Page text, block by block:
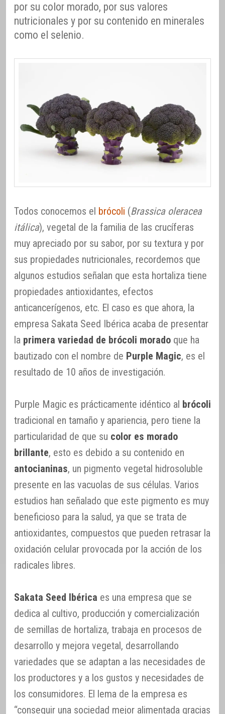
por su color morado, por sus valores
nutricionales y por su contenido en minerales
como el selenio.
Todos conocemos el brócoli (Brassica oleracea
itálica), vegetal de la familia de las crucíferas
muy apreciado por su sabor, por su textura y por
sus propiedades nutricionales, recordemos que
algunos estudios señalan que esta hortaliza tiene
propiedades antioxidantes, efectos
anticancerígenos, etc. El caso es que ahora, la
empresa Sakata Seed Ibérica acaba de presentar
la primera variedad de brócoli morado que ha
bautizado con el nombre de Purple Magic, es el
resultado de 10 años de investigación.
Purple Magic es prácticamente idéntico al brócoli
tradicional en tamaño y apariencia, pero tiene la
particularidad de que su color es morado
brillante, esto es debido a su contenido en
antocianinas, un pigmento vegetal hidrosoluble
presente en las vacuolas de sus células. Varios
estudios han señalado que este pigmento es muy
beneficioso para la salud, ya que se trata de
antioxidantes, compuestos que pueden retrasar la
oxidación celular provocada por la acción de los
radicales libres.
Sakata Seed Ibérica es una empresa que se
dedica al cultivo, producción y comercialización
de semillas de hortaliza, trabaja en procesos de
desarrollo y mejora vegetal, desarrollando
variedades que se adaptan a las necesidades de
los productores y a los gustos y necesidades de
los consumidores. El lema de la empresa es
“conseguir una sociedad mejor alimentada gracias